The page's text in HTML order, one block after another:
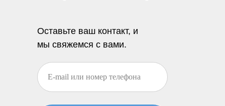
Оставьте ваш контакт, и
мы свяжемся с вами.